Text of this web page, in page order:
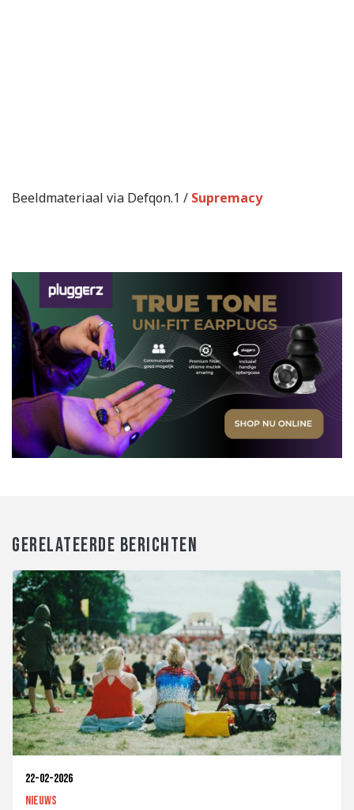
Beeldmateriaal via Defqon.1 / Supremacy
GERELATEERDE BERICHTEN
22-02-2026
Nieuws